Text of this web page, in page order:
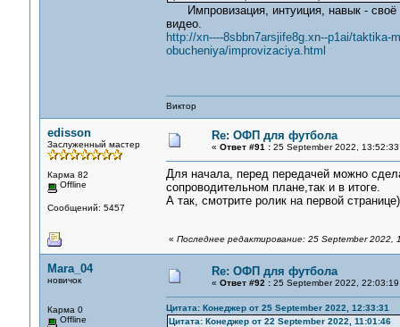
Импровизация, интуиция, навык - своё
видео.
http://xn----8sbbn7arsjife8g.xn--p1ai/taktika-
obucheniya/improvizaciya.html
Виктор
edisson
Заслуженный мастер
Карма 82
Offline
Сообщений: 5457
Re: ОФП для футбола
« Ответ #91 :25 September 2022, 13:52:33
Для начала, перед передачей можно
сопроводительном плане,так и в итоге.
А так, смотрите ролик на первой
« Последнее редактирование: 25 September 2022,
Mara_04
новичок
Карма 0
Offline
Re: ОФП для футбола
« Ответ #92 :25 September 2022, 22:03:19
Цитата: Конеджер от 25 September 2022, 12:33:31
Цитата: Конеджер от 22 September 2022, 11:01:46